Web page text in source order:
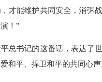
才能维护共同安全，消弭
！”
书记的这番话，表达了世
和平、捍卫和平的共同心声